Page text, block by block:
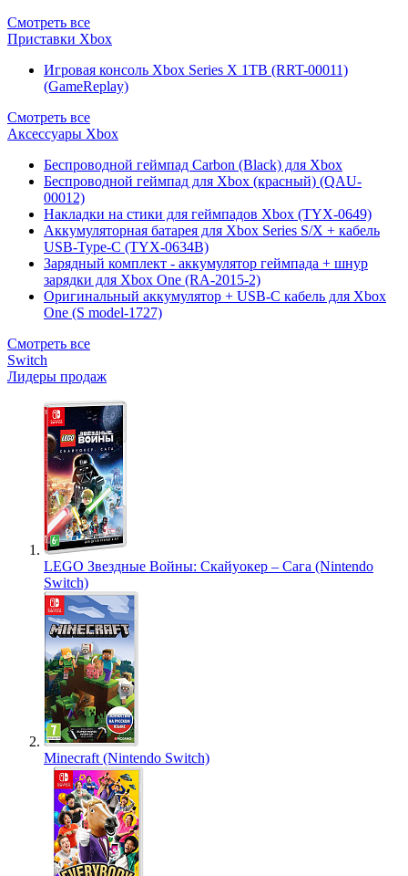
Смотреть все
Приставки Xbox
Игровая консоль Xbox Series X 1TB (RRT-00011)
(GameReplay)
Смотреть все
Аксессуары Xbox
Беспроводной геймпад Carbon (Black) для Xbox
Беспроводной геймпад для Xbox (красный) (QAU-
00012)
Накладки на стики для геймпадов Xbox (TYX-0649)
Аккумуляторная батарея для Xbox Series S/X + кабель
USB-Type-C (TYX-0634B)
Зарядный комплект - аккумулятор геймпада + шнур
зарядки для Xbox One (RA-2015-2)
Оригинальный аккумулятор + USB-C кабель для Xbox
One (S model-1727)
Смотреть все
Switch
Лидеры продаж
LEGO Звездные Войны: Скайуокер – Сага (Nintendo
Switch)
Minecraft (Nintendo Switch)